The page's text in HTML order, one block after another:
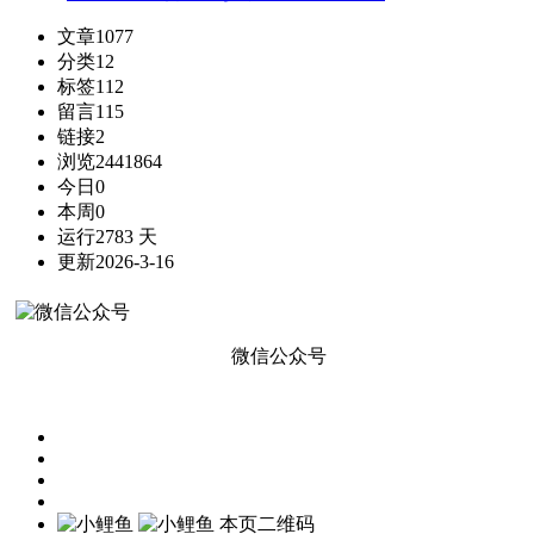
文章1077
分类12
标签112
留言115
链接2
浏览2441864
今日 0
本周0
运行2783 天
更新2026-3-16
微信公众号
本页二维码